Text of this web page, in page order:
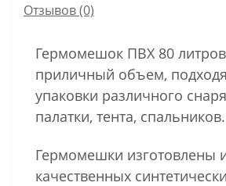
Отзывов (0)
Гермомешок ПВХ 80 литров
приличный объем,
упаковки различного
палатки, тента, спальников.
Гермомешки изготовлены
качественных